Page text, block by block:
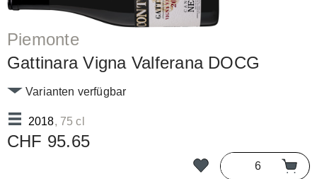
Piemonte
Gattinara Vigna Valferana DOCG
2018, 75 cl
Varianten verfügbar
CHF 95.65